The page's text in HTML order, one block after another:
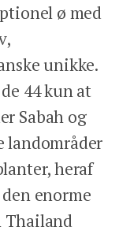
ø med
unikke.
44 kun at
Sabah og
landområder
heraf
enorme
Thailand